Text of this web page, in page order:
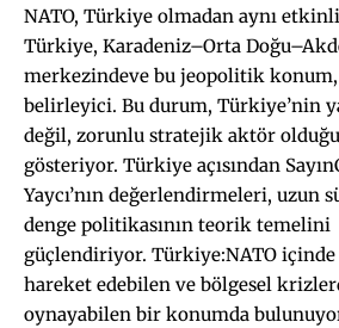
NATO, Türkiye olmadan aynı
Türkiye, Karadeniz–Orta
merkezindeve bu jeopolitik
belirleyici. Bu durum, Türkiye’nin
değil, zorunlu stratejik aktör
gösteriyor. Türkiye açısından
Yaycı’nın değerlendirmeleri, uzun
denge politikasının teorik temelini
güçlendiriyor. Türkiye:NATO içinde
hareket edebilen ve bölgesel
oynayabilen bir konumda